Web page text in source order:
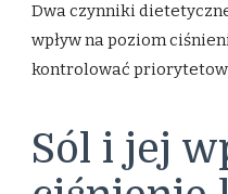
Dwa czynniki
wpływ na poziom
kontrolować
Sól i jej